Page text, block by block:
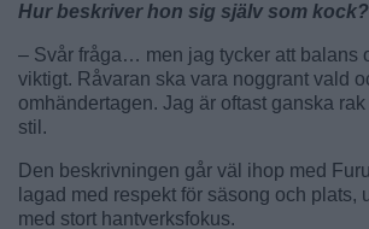
Hur beskriver hon sig själv som kock?
– Svår fråga… men jag tycker att balans
viktigt. Råvaran ska vara noggrant vald
omhändertagen. Jag är oftast ganska
stil.
Den beskrivningen går väl ihop med
lagad med respekt för säsong och plats,
med stort hantverksfokus.